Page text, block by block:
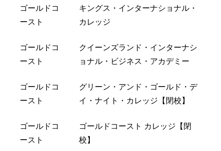
ゴールドコ
ースト
キングス・インターナショナル・
カレッジ
ゴールドコ
ースト
クイーンズランド・インターナシ
ョナル・ビジネス・アカデミー
ゴールドコ
ースト
グリーン・アンド・ゴールド・デ
イ・ナイト・カレッジ【閉校】
ゴールドコ
ースト
ゴールドコースト カレッジ【閉
校】